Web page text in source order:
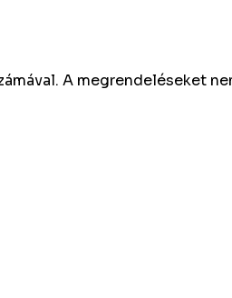
A megrendeléseket